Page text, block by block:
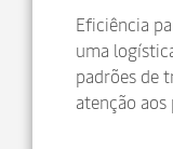
Eficiência
uma
padrões de
atenção aos